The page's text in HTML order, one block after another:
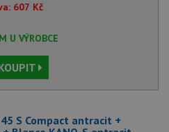
607 Kč
U VÝROBCE
45 S Compact antracit +